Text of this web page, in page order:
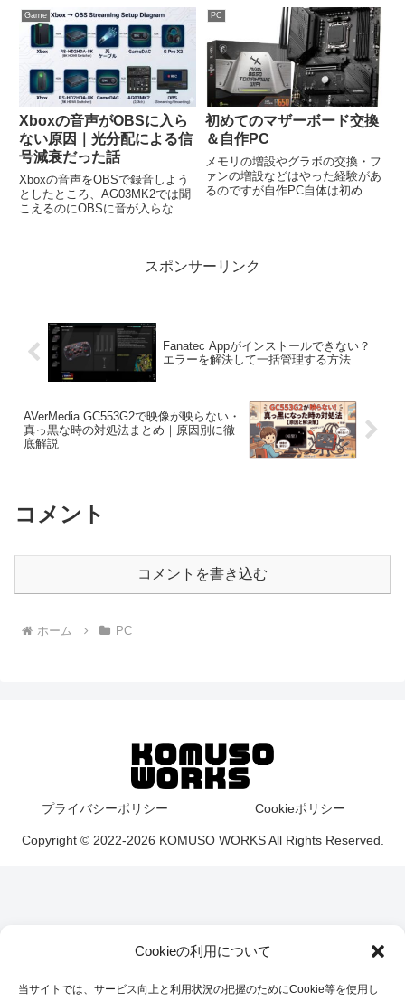
Cookieの利用について
当サイトでは、サービス向上と利用状況の把握のためにCookie等を使用し
定やUSB帯域、解像度の不一致
など、よくある原因と具体的な解
決策を分かりやすく解説します。
配信や録画をスムーズに始めるた
めのチェックリストとしてご活用
ください。」
生成に弱いと言うイメージなので
心配していましたが全然そんなこ
ともなかったので、今回はいろい
ろなVRでFPSを検証してみまし
た。
Game
Xboxの音声がOBSに入ら
ない原因｜光分配による信
号減衰だった話
Xboxの音声をOBSで録音しよう
としたところ、AG03MK2では聞
こえるのにOBSに音が入らない
方法を実体験ベースで解説しま
PC
初めてのマザーボード交換
＆自作PC
メモリの増設やグラボの交換・フ
ァンの増設などはやった経験があ
るのですが自作PC自体は初め
ャレンジすることにしました。
スポンサーリンク
Fanatec Appがインストールできない？
エラーを解決して一括管理する方法
AVerMedia GC553G2で映像が映らない・
真っ黒な時の対処法まとめ｜原因別に徹
底解説
コメント
コメントを書き込む
ホーム PC
プライバシーポリシー Cookieポリシー
Copyright © 2022-2026 KOMUSO WORKS All Rights Reserved.